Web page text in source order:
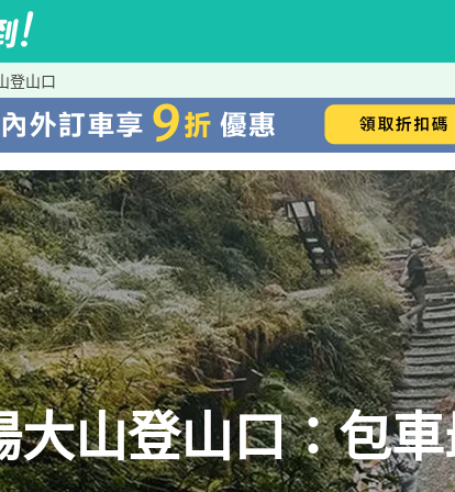
登山口
山登山口：包